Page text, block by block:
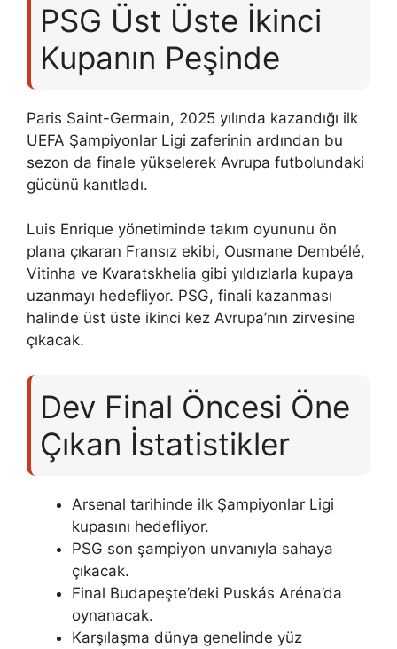
PSG Üst Üste İkinci
Kupanın Peşinde
Paris Saint-Germain, 2025 yılında kazandığı ilk
UEFA Şampiyonlar Ligi zaferinin ardından bu
sezon da finale yükselerek Avrupa futbolundaki
gücünü kanıtladı.
Luis Enrique yönetiminde takım oyununu ön
plana çıkaran Fransız ekibi, Ousmane Dembélé,
Vitinha ve Kvaratskhelia gibi yıldızlarla kupaya
uzanmayı hedefliyor. PSG, finali kazanması
halinde üst üste ikinci kez Avrupa’nın zirvesine
çıkacak.
Dev Final Öncesi Öne
Çıkan İstatistikler
Arsenal tarihinde ilk Şampiyonlar Ligi
kupasını hedefliyor.
PSG son şampiyon unvanıyla sahaya
çıkacak.
Final Budapeşte’deki Puskás Aréna’da
oynanacak.
Karşılaşma dünya genelinde yüz